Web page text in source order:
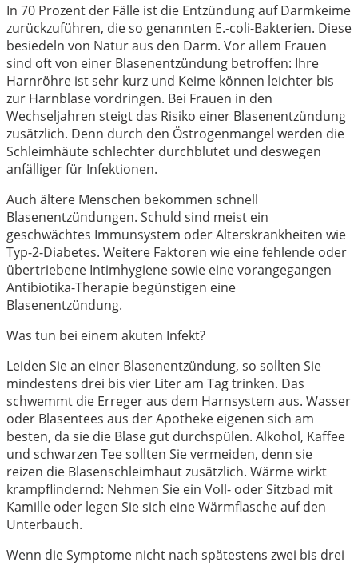
In 70 Prozent der Fälle ist die Entzündung auf Darmkeime
zurückzuführen, die so genannten E.-coli-Bakterien. Diese
besiedeln von Natur aus den Darm. Vor allem Frauen
sind oft von einer Blasenentzündung betroffen: Ihre
Harnröhre ist sehr kurz und Keime können leichter bis
zur Harnblase vordringen. Bei Frauen in den
Wechseljahren steigt das Risiko einer Blasenentzündung
zusätzlich. Denn durch den Östrogenmangel werden die
Schleimhäute schlechter durchblutet und deswegen
anfälliger für Infektionen.
Auch ältere Menschen bekommen schnell
Blasenentzündungen. Schuld sind meist ein
geschwächtes Immunsystem oder Alterskrankheiten wie
Typ-2-Diabetes. Weitere Faktoren wie eine fehlende oder
übertriebene Intimhygiene sowie eine vorangegangen
Antibiotika-Therapie begünstigen eine
Blasenentzündung.
Was tun bei einem akuten Infekt?
Leiden Sie an einer Blasenentzündung, so sollten Sie
mindestens drei bis vier Liter am Tag trinken. Das
schwemmt die Erreger aus dem Harnsystem aus. Wasser
oder Blasentees aus der Apotheke eigenen sich am
besten, da sie die Blase gut durchspülen. Alkohol, Kaffee
und schwarzen Tee sollten Sie vermeiden, denn sie
reizen die Blasenschleimhaut zusätzlich. Wärme wirkt
krampflindernd: Nehmen Sie ein Voll- oder Sitzbad mit
Kamille oder legen Sie sich eine Wärmflasche auf den
Unterbauch.
Wenn die Symptome nicht nach spätestens zwei bis drei